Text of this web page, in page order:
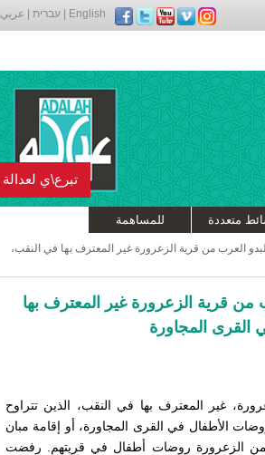
English עברית عربي
متعددة للمساهمة
تبرع\ي لعدالة
العرب من قرية الزعرورة غير المعترف بها في النقب،
قرية الزعرورة غير المعترف بها
القرى المجاورة
غير المعترف بها في النقب، الذين تتراوح
روضات الأطفال في القرى المجاورة، أو إقامة مبان
280 طفل من الزعرورة روضات أطفال في قريتهم. رفضت